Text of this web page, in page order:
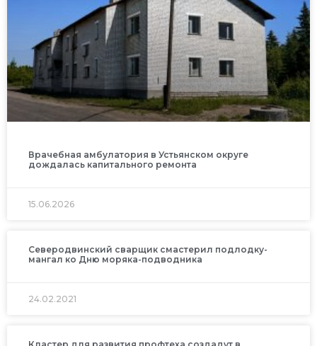
Врачебная амбулатория в Устьянском округе
дождалась капитального ремонта
15.06.2026
Северодвинский сварщик смастерил подлодку-
мангал ко Дню моряка-подводника
24.02.2021